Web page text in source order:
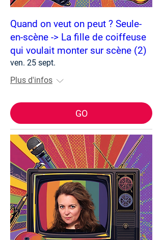
Quand on veut on peut ? Seule-
en-scène -> La fille de coiffeuse
qui voulait monter sur scène (2)
ven. 25 sept.
Plus d'infos
GO